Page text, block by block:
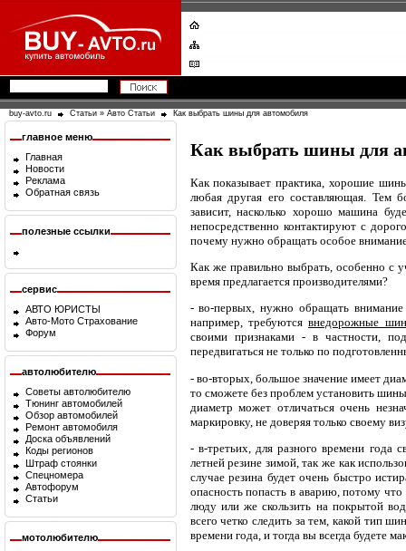
buy-avto.ru Статьи » Авто Статьи Как выбрать шины для автомобиля
главное меню
Главная
Новости
Реклама
Обратная связь
полезные ссылки
сервис
АВТО ЮРИСТЫ
Авто-Мото Страхование
Форум
автолюбителю
Советы автолюбителю
Тюнинг автомобилей
Обзор автомобилей
Ремонт автомобиля
Доска объявлений
Коды регионов
Штраф стоянки
Спецномера
Автофорум
Статьи
мотолюбителю
Как выбрать шины для
Как показывает практика, хорошие
любая другая его составляющая. Тем
зависит, насколько хорошо машина
непосредственно контактируют с
почему нужно обращать особое
Как же правильно выбрать, особенно с
время предлагается производителями?
- во-первых, нужно обращать
например, требуютсявнедорожные
своими признаками - в частности,
передвигаться не только по
- во-вторых, большое значение имеет
то сможете без проблем установить
диаметр может отличаться очень
маркировку, не доверяя только своему
- в-третьих, для разного времени
летней резине зимой, так же как
случае резина будет очень быстро
опасность попасть в аварию, потому
люду или же скользить на покрытой
всего четко следить за тем, какой тип
времени года, и тогда вы всегда будете